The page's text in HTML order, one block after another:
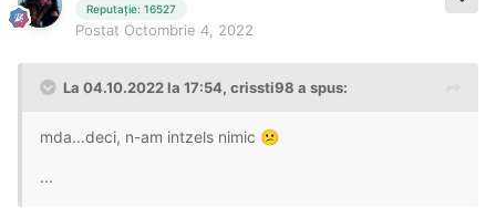
Reputație: 16527
Postat Octombrie 4, 2022
La 04.10.2022 la 17:54, crissti98 a spus:
mda...deci, n-am intzels nimic 😕
...